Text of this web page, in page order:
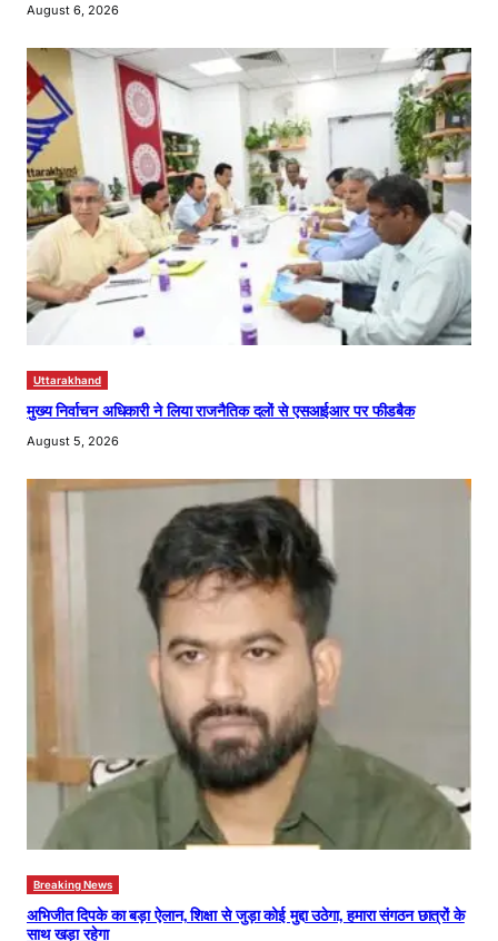
August 6, 2026
Uttarakhand
मुख्य निर्वाचन अधिकारी ने लिया राजनैतिक दलों से एसआईआर पर फीडबैक
August 5, 2026
Breaking News
अभिजीत दिपके का बड़ा ऐलान, शिक्षा से जुड़ा कोई मुद्दा उठेगा, हमारा संगठन छात्रों के
साथ खड़ा रहेगा